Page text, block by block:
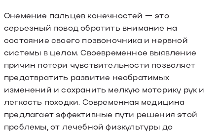
Онемение пальцев конечностей — это
серьезный повод обратить внимание на
состояние своего позвоночника и нервной
системы в целом. Своевременное выявление
причин потери чувствительности позволяет
предотвратить развитие необратимых
изменений и сохранить мелкую моторику рук и
легкость походки. Современная медицина
предлагает эффективные пути решения этой
проблемы, от лечебной физкультуры до